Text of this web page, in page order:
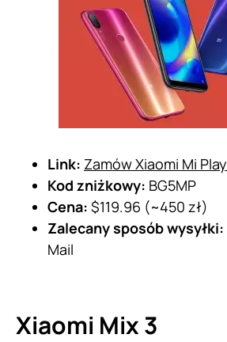
Link: Zamów Xiaomi Mi Play
Kod zniżkowy: BG5MP
Cena: $119.96 (~450 zł)
Zalecany sposób wysyłki:
Mail
Xiaomi Mix 3